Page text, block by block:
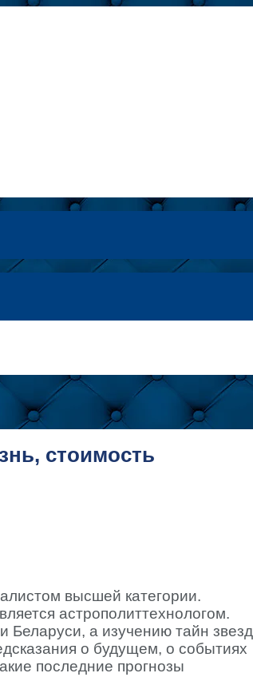
стоимость
высшей категории.
астрополиттехнологом.
Беларуси, а изучению тайн звезд
о будущем, о событиях
последние прогнозы